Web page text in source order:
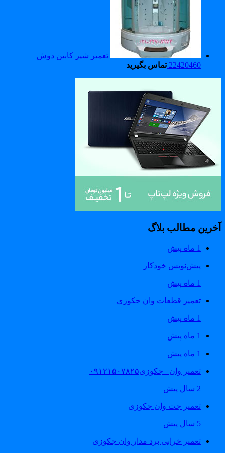
تعمیر شیر کابین دوش
22420460 تماس بگیرید
مطالب بلاگ
1 ماه پیش
پیش‌نویس خودکار
تعمیر قطعات وان جکوزی
1 ماه پیش
1 ماه پیش
تعمیر وان _جکوزی۰۹۱۲۱۵۰۷۸۲۵
تعمیر جت وان جکوزی
تعمیر خرابی برد مدار وان جکوزی